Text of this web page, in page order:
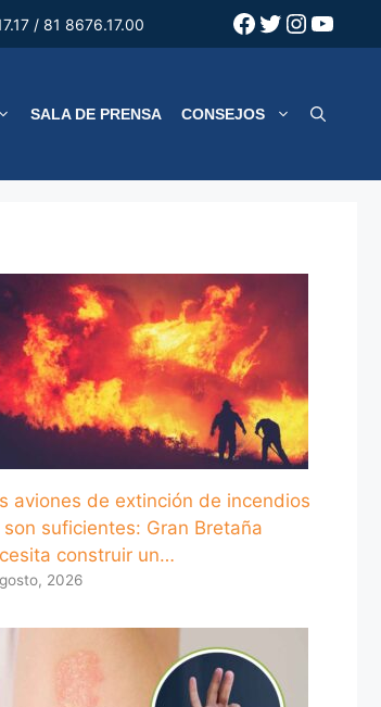
/ 81 8676.17.00 Facebook
Twitter
SALA DE PRENSA CONSEJOS
aviones de extinción de incendios
son suficientes: Gran Bretaña
construir un…
2026